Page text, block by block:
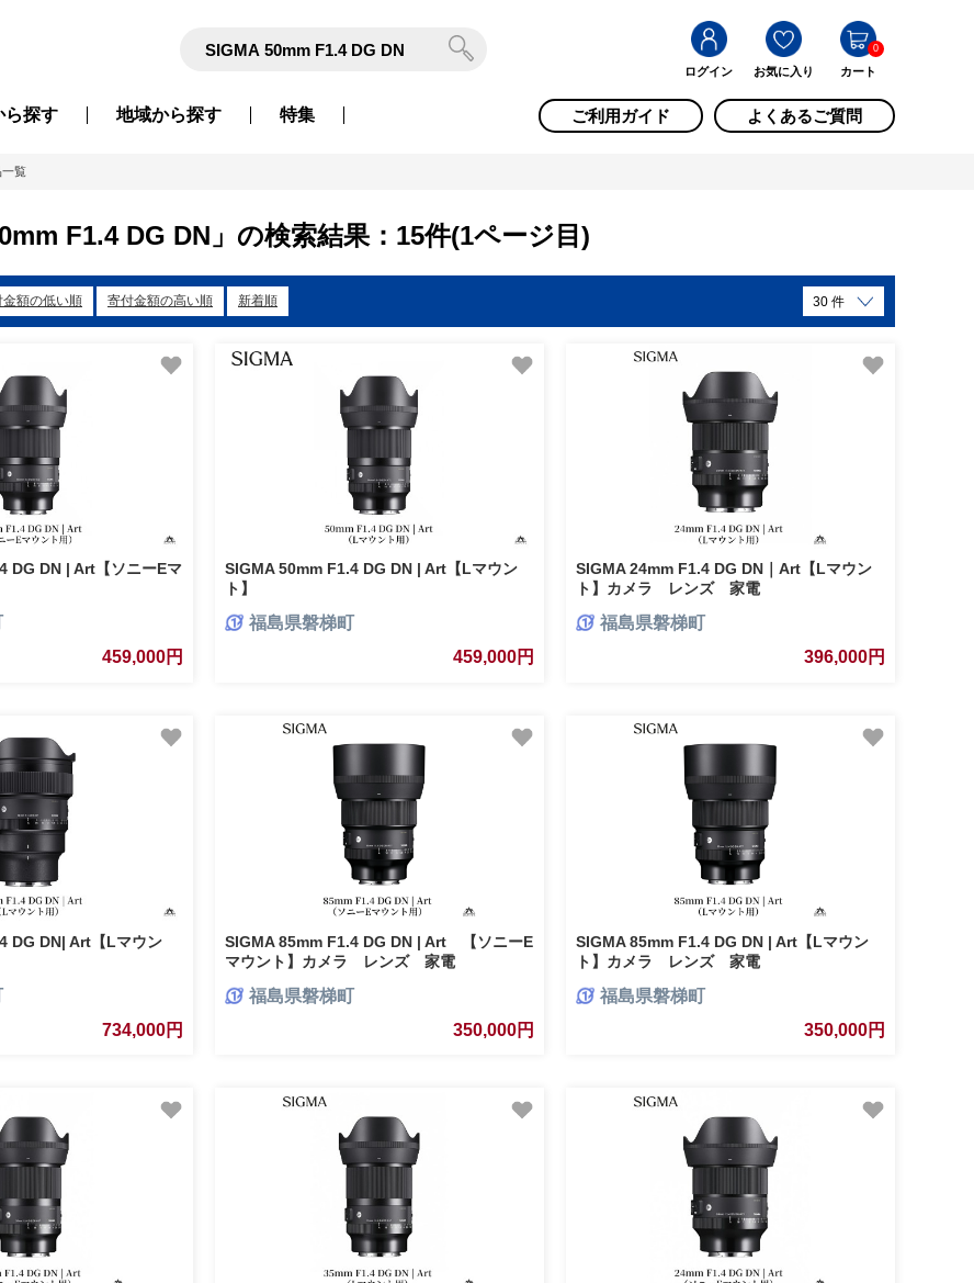
ログイン お気に入り カート
0
ら探す 地域から探す 特集 ご利用ガイド よくあるご質問
一覧
F1.4 DG DN」の検索結果：15件(1ページ目)
金額の低い順 寄付金額の高い順 新着順
DG DN | Art【ソニーEマ
459,000円
SIGMA 50mm F1.4 DG DN | Art【Lマウン
ト】
福島県磐梯町
459,000円
SIGMA 24mm F1.4 DG DN｜Art【Lマウン
ト】カメラ レンズ 家電
福島県磐梯町
396,000円
DG DN| Art【Lマウン
734,000円
SIGMA 85mm F1.4 DG DN | Art 【ソニーE
マウント】カメラ レンズ 家電
福島県磐梯町
350,000円
SIGMA 85mm F1.4 DG DN | Art【Lマウン
ト】カメラ レンズ 家電
福島県磐梯町
350,000円